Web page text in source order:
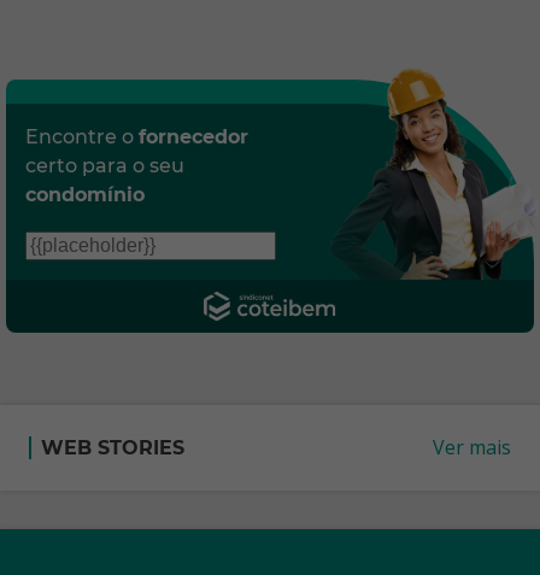
Encontre o fornecedor
certo para o seu
condomínio
WEB STORIES Ver mais